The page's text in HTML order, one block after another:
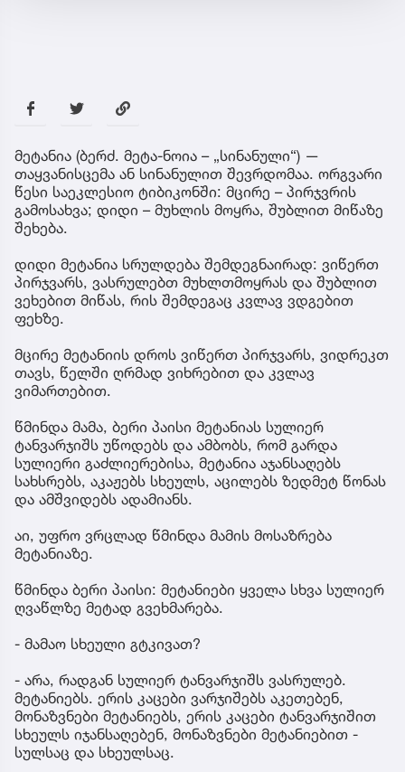
მეტანია (ბერძ. მეტა-ნოია – „სინანული“) —
თაყვანისცემა ან სინანულით შევრდომაა. ორგვარი
წესი საეკლესიო ტიბიკონში: მცირე – პირჯვრის
გამოსახვა; დიდი – მუხლის მოყრა, შუბლით მიწაზე
შეხება.
დიდი მეტანია სრულდება შემდეგნაირად: ვიწერთ
პირჯვარს, ვასრულებთ მუხლთმოყრას და შუბლით
ვეხებით მიწას, რის შემდეგაც კვლავ ვდგებით
ფეხზე.
მცირე მეტანიის დროს ვიწერთ პირჯვარს, ვიდრეკთ
თავს, წელში ღრმად ვიხრებით და კვლავ
ვიმართებით.
წმინდა მამა, ბერი პაისი მეტანიას სულიერ
ტანვარჯიშს უწოდებს და ამბობს, რომ გარდა
სულიერი გაძლიერებისა, მეტანია აჯანსაღებს
სახსრებს, აკაჟებს სხეულს, აცილებს ზედმეტ წონას
და ამშვიდებს ადამიანს.
აი, უფრო ვრცლად წმინდა მამის მოსაზრება
მეტანიაზე.
წმინდა ბერი პაისი: მეტანიები ყველა სხვა სულიერ
ღვაწლზე მეტად გვეხმარება.
- მამაო სხეული გტკივათ?
- არა, რადგან სულიერ ტანვარჯიშს ვასრულებ.
მეტანიებს. ერის კაცები ვარჯიშებს აკეთებენ,
მონაზვნები მეტანიებს, ერის კაცები ტანვარჯიშით
სხეულს იჯანსაღებენ, მონაზვნები მეტანიებით -
სულსაც და სხეულსაც.